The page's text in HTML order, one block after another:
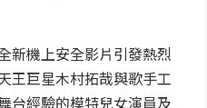
新機上安全影片引發熱烈
王巨星木村拓哉與歌手工
台經驗的模特兒女演員及